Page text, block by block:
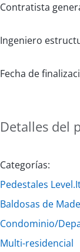
Contratista
Ingeniero
Fecha de
Detalles del
Categorías:
Pedestales
Baldosas de
Condominio/
Multi-residencial